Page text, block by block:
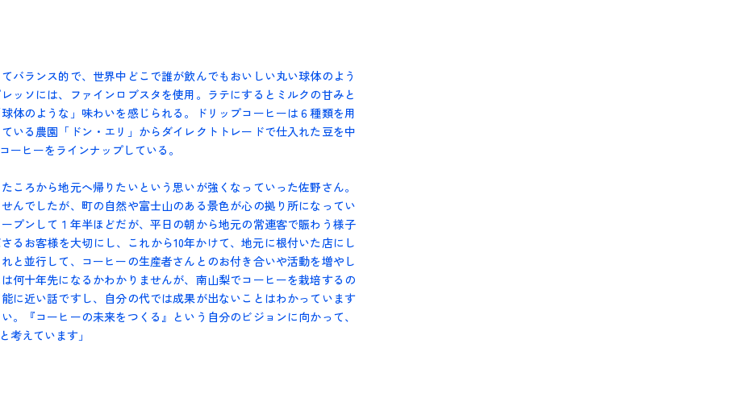
バランス的で、世界中どこで誰が飲んでもおいしい丸い球体のよう
ッソには、ファインロブスタを使用。ラテにするとミルクの甘みと
体のような」味わいを感じられる。ドリップコーヒーは６種類を用
いる農園「ドン・エリ」からダイレクトトレードで仕入れた豆を中
ーヒーをラインナップしている。
ころから地元へ帰りたいという思いが強くなっていった佐野さん。
んでしたが、町の自然や富士山のある景色が心の拠り所になってい
プンして１年半ほどだが、平日の朝から地元の常連客で賑わう様子
るお客様を大切にし、これから10年かけて、地元に根付いた店にし
と並行して、コーヒーの生産者さんとのお付き合いや活動を増やし
何十年先になるかわかりませんが、南山梨でコーヒーを栽培するの
に近い話ですし、自分の代では成果が出ないことはわかっています
。『コーヒーの未来をつくる』という自分のビジョンに向かって、
考えています」